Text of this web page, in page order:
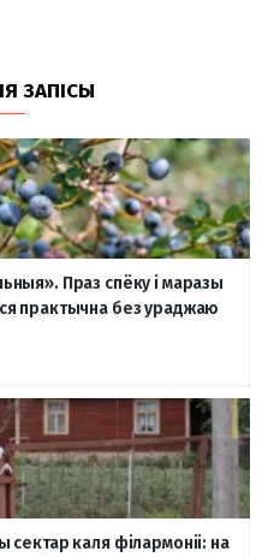
ЗАПІСЫ
Праз спёку і маразы
практычна без ураджаю
каля філармоніі: на